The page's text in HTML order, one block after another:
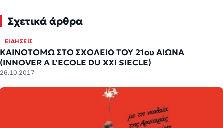
Σχετικά άρθρα
ΕΙΔΉΣΕΙΣ
ΚΑΙΝΟΤΟΜΩ ΣΤΟ ΣΧΟΛΕΙΟ ΤΟΥ 21ου ΑΙΩΝΑ
(INNOVER A L’ECOLE DU XXI SIECLE)
26.10.2017